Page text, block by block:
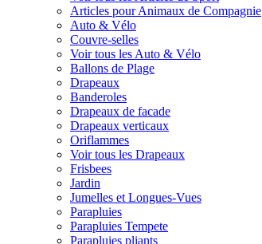
Articles pour Animaux de Compagnie
Auto & Vélo
Couvre-selles
Voir tous les Auto & Vélo
Ballons de Plage
Drapeaux
Banderoles
Drapeaux de facade
Drapeaux verticaux
Oriflammes
Voir tous les Drapeaux
Frisbees
Jardin
Jumelles et Longues-Vues
Parapluies
Parapluies Tempete
Parapluies pliants